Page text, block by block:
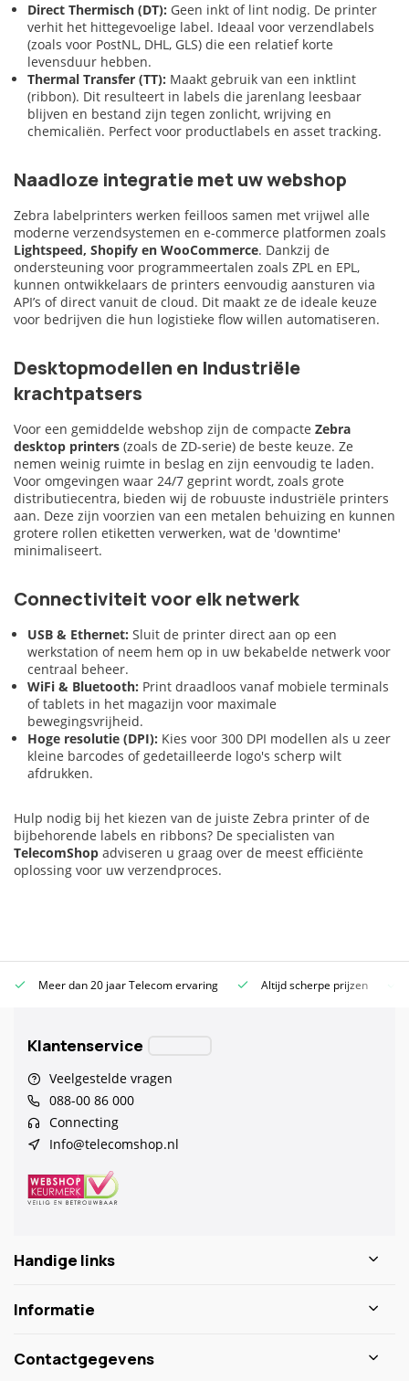
Direct Thermisch (DT): Geen inkt of lint nodig. De printer
verhit het hittegevoelige label. Ideaal voor verzendlabels
(zoals voor PostNL, DHL, GLS) die een relatief korte
levensduur hebben.
Thermal Transfer (TT): Maakt gebruik van een inktlint
(ribbon). Dit resulteert in labels die jarenlang leesbaar
blijven en bestand zijn tegen zonlicht, wrijving en
chemicaliën. Perfect voor productlabels en asset tracking.
Naadloze integratie met uw webshop
Zebra labelprinters werken feilloos samen met vrijwel alle
moderne verzendsystemen en e-commerce platformen zoals
Lightspeed, Shopify en WooCommerce. Dankzij de
ondersteuning voor programmeertalen zoals ZPL en EPL,
kunnen ontwikkelaars de printers eenvoudig aansturen via
API’s of direct vanuit de cloud. Dit maakt ze de ideale keuze
voor bedrijven die hun logistieke flow willen automatiseren.
Desktopmodellen en Industriële
krachtpatsers
Voor een gemiddelde webshop zijn de compacte Zebra
desktop printers (zoals de ZD-serie) de beste keuze. Ze
nemen weinig ruimte in beslag en zijn eenvoudig te laden.
Voor omgevingen waar 24/7 geprint wordt, zoals grote
distributiecentra, bieden wij de robuuste industriële printers
aan. Deze zijn voorzien van een metalen behuizing en kunnen
grotere rollen etiketten verwerken, wat de 'downtime'
minimaliseert.
Connectiviteit voor elk netwerk
USB & Ethernet: Sluit de printer direct aan op een
werkstation of neem hem op in uw bekabelde netwerk voor
centraal beheer.
WiFi & Bluetooth: Print draadloos vanaf mobiele terminals
of tablets in het magazijn voor maximale
bewegingsvrijheid.
Hoge resolutie (DPI): Kies voor 300 DPI modellen als u zeer
kleine barcodes of gedetailleerde logo's scherp wilt
afdrukken.
Hulp nodig bij het kiezen van de juiste Zebra printer of de
bijbehorende labels en ribbons? De specialisten van
TelecomShop adviseren u graag over de meest efficiënte
oplossing voor uw verzendproces.
Meer dan 20 jaar Telecom ervaring Altijd scherpe prijzen
Klantenservice
Veelgestelde vragen
088-00 86 000
Connecting
Info@telecomshop.nl
Handige links
Informatie
Contactgegevens